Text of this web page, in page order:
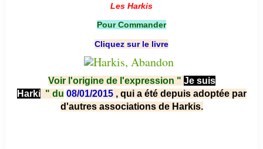
Les Harkis
Pour Commander
Cliquez sur le livre
Voir l'origine de l'expression " Je suis
Harki " du 08/01/2015 , qui a été depuis adoptée par
d'autres associations de Harkis.